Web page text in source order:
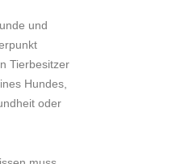
und
Tierbesitzer
Hundes,
oder